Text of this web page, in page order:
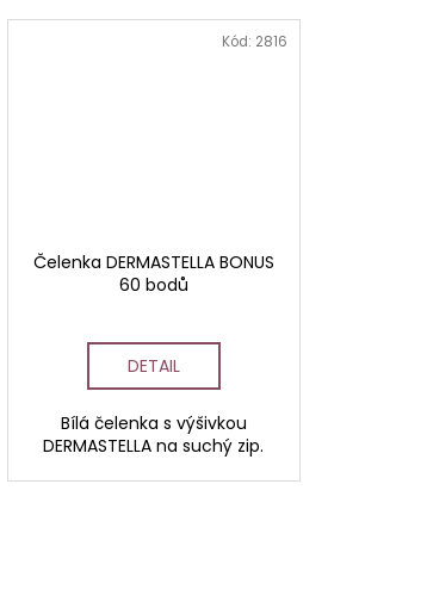
Čelenka DERMASTELLA BONUS
60 bodů
DETAIL
Bílá čelenka s výšivkou
DERMASTELLA na suchý zip.
Kód: 2816